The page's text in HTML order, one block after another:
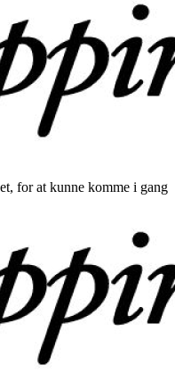
for at kunne komme i gang